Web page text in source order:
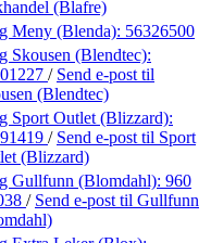
(Blafre)
Meny (Blenda): 56326500
Skousen (Blendtec):
/ Send e-post til
(Blendtec)
Sport Outlet (Blizzard):
/ Send e-post til Sport
(Blizzard)
Gullfunn (Blomdahl): 960
/ Send e-post til Gullfunn